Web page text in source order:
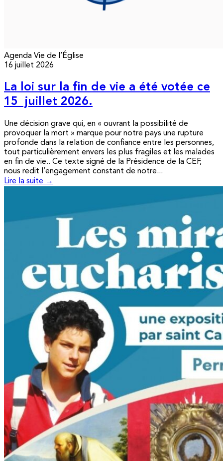
Agenda Vie de l’Église
16 juillet 2026
La loi sur la fin de vie a été votée ce
15 juillet 2026.
Une décision grave qui, en « ouvrant la possibilité de
provoquer la mort » marque pour notre pays une rupture
profonde dans la relation de confiance entre les personnes,
tout particulièrement envers les plus fragiles et les malades
en fin de vie.. Ce texte signé de la Présidence de la CEF,
nous redit l’engagement constant de notre...
Lire la suite →